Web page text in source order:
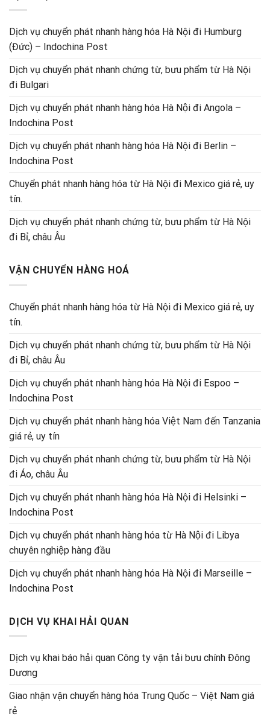
Dịch vụ chuyển phát nhanh hàng hóa Hà Nội đi Humburg
(Đức) – Indochina Post
Dịch vụ chuyển phát nhanh chứng từ, bưu phẩm từ Hà Nội
đi Bulgari
Dịch vụ chuyển phát nhanh hàng hóa Hà Nội đi Angola –
Indochina Post
Dịch vụ chuyển phát nhanh hàng hóa Hà Nội đi Berlin –
Indochina Post
Chuyển phát nhanh hàng hóa từ Hà Nội đi Mexico giá rẻ, uy
tín.
Dịch vụ chuyển phát nhanh chứng từ, bưu phẩm từ Hà Nội
đi Bỉ, châu Âu
VẬN CHUYỂN HÀNG HOÁ
Chuyển phát nhanh hàng hóa từ Hà Nội đi Mexico giá rẻ, uy
tín.
Dịch vụ chuyển phát nhanh chứng từ, bưu phẩm từ Hà Nội
đi Bỉ, châu Âu
Dịch vụ chuyển phát nhanh hàng hóa Hà Nội đi Espoo –
Indochina Post
Dịch vụ chuyển phát nhanh hàng hóa Việt Nam đến Tanzania
giá rẻ, uy tín
Dịch vụ chuyển phát nhanh chứng từ, bưu phẩm từ Hà Nội
đi Áo, châu Âu
Dịch vụ chuyển phát nhanh hàng hóa Hà Nội đi Helsinki –
Indochina Post
Dịch vụ chuyển phát nhanh hàng hóa từ Hà Nội đi Libya
chuyên nghiệp hàng đầu
Dịch vụ chuyển phát nhanh hàng hóa Hà Nội đi Marseille –
Indochina Post
DỊCH VỤ KHAI HẢI QUAN
Dịch vụ khai báo hải quan Công ty vận tải bưu chính Đông
Dương
Giao nhận vận chuyển hàng hóa Trung Quốc – Việt Nam giá
rẻ